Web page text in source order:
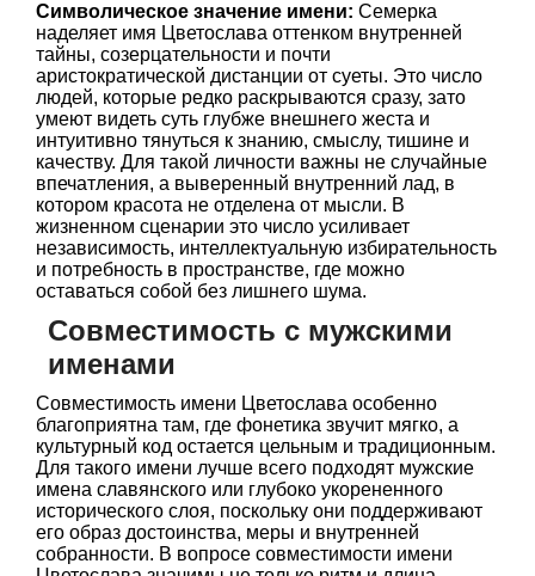
Символическое значение имени: Семерка
наделяет имя Цветослава оттенком внутренней
тайны, созерцательности и почти
аристократической дистанции от суеты. Это число
людей, которые редко раскрываются сразу, зато
умеют видеть суть глубже внешнего жеста и
интуитивно тянуться к знанию, смыслу, тишине и
качеству. Для такой личности важны не случайные
впечатления, а выверенный внутренний лад, в
котором красота не отделена от мысли. В
жизненном сценарии это число усиливает
независимость, интеллектуальную избирательность
и потребность в пространстве, где можно
оставаться собой без лишнего шума.
Совместимость с мужскими
именами
Совместимость имени Цветослава особенно
благоприятна там, где фонетика звучит мягко, а
культурный код остается цельным и традиционным.
Для такого имени лучше всего подходят мужские
имена славянского или глубоко укорененного
исторического слоя, поскольку они поддерживают
его образ достоинства, меры и внутренней
собранности. В вопросе совместимости имени